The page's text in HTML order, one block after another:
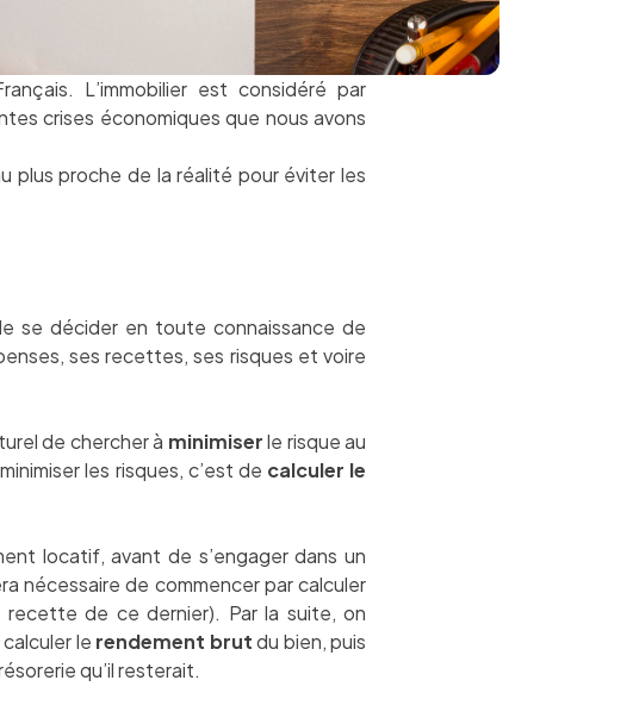
L’immobilier est considéré par
crises économiques que nous avons
plus proche de la réalité pour éviter les
se décider en toute connaissance de
ses recettes, ses risques et voire
de chercher à minimiserle risque au
les risques, c’est de calculer le
locatif, avant de s’engager dans un
nécessaire de commencer par calculer
de ce dernier). Par la suite, on
le rendement brutdu bien, puis
qu’il resterait.